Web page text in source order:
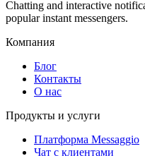
Chatting and interactive
popular instant messengers.
Компания
Блог
Контакты
О нас
Продукты и услуги
Платформа Messaggio
Чат с клиентами